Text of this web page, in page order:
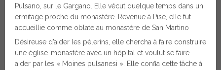
Pulsano, sur le Gargano. Elle vécut quelque temps dans un
ermitage proche du monastère. Revenue à Pise, elle fut
accueillie comme oblate au monastère de San Martino
Désireuse d’aider les pèlerins, elle chercha à faire construire
une église-monastère avec un hôpital et voulut se faire
aider par les « Moines pulsanesi ». Elle confia cette tâche à